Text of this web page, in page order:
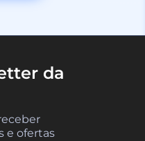
da
e ofertas